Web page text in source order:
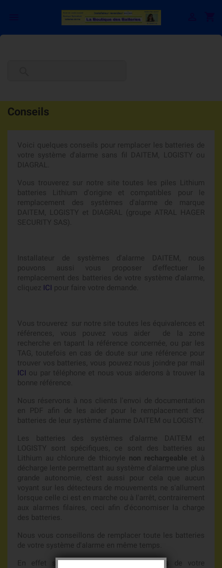
Conseils
Voici quelques conseils pour remplacer les batteries de
votre système d'alarme sans fil DAITEM, LOGISTY ou
DIAGRAL.
Vous trouverez sur notre site toutes les piles Lithium
batteries Lithium d'origine et compatibles pour le
remplacement des systèmes d'alarme de marque
DAITEM, LOGISTY et DIAGRAL (groupe ATRAL HAGER
SECURITY SAS).
Installateur de systèmes d'alarme DAITEM, nous
pouvons aussi vous proposer d'effectuer le
remplacement des batteries de votre système d'alarme,
cliquez ICI pour faire votre demande.
Vous trouverez sur notre site toutes les équivalences et
références, vous pouvez vous aider de la zone
recherche en tapant la référence concernée, ou par les
TAG, toutefois en cas de doute sur une référence pour
trouver vos batteries, vous pouvez nous joindre par mail
ICI ou par téléphone et nous vous aiderons à trouver la
bonne référence.
Nous réservons à nos clients l'envoi de documentation
en PDF afin de les aider pour le remplacement des
batteries de leur système d'alarme DAITEM ou LOGISTY.
Les batteries des systèmes d'alarme DAITEM et
LOGISTY sont spécifiques, ce sont des batteries au
Lithium au chlorure de thionyle non rechargeable et à
décharge lente permettant au système d'alarme une plus
grande autonomie, c'est aussi pour cela que aucun
voyant sur les détecteurs de mouvements ne s'allument
lorsque celle ci est en marche ou à l'arrêt, contrairement
aux alarmes filaires, ceci afin d'économiser la charge
des batteries.
Nous vous conseillons de remplacer toute les batteries
de votre système d'alarme en même temps.
En effet si vous remplacez les batteries de votre